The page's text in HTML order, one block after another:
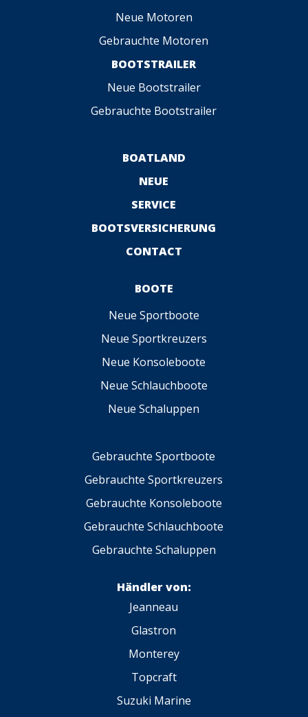
Neue Motoren
Gebrauchte Motoren
BOOTSTRAILER
Neue Bootstrailer
Gebrauchte Bootstrailer
BOATLAND
NEUE
SERVICE
BOOTSVERSICHERUNG
CONTACT
BOOTE
Neue Sportboote
Neue Sportkreuzers
Neue Konsoleboote
Neue Schlauchboote
Neue Schaluppen
Gebrauchte Sportboote
Gebrauchte Sportkreuzers
Gebrauchte Konsoleboote
Gebrauchte Schlauchboote
Gebrauchte Schaluppen
Händler von:
Jeanneau
Glastron
Monterey
Topcraft
Suzuki Marine